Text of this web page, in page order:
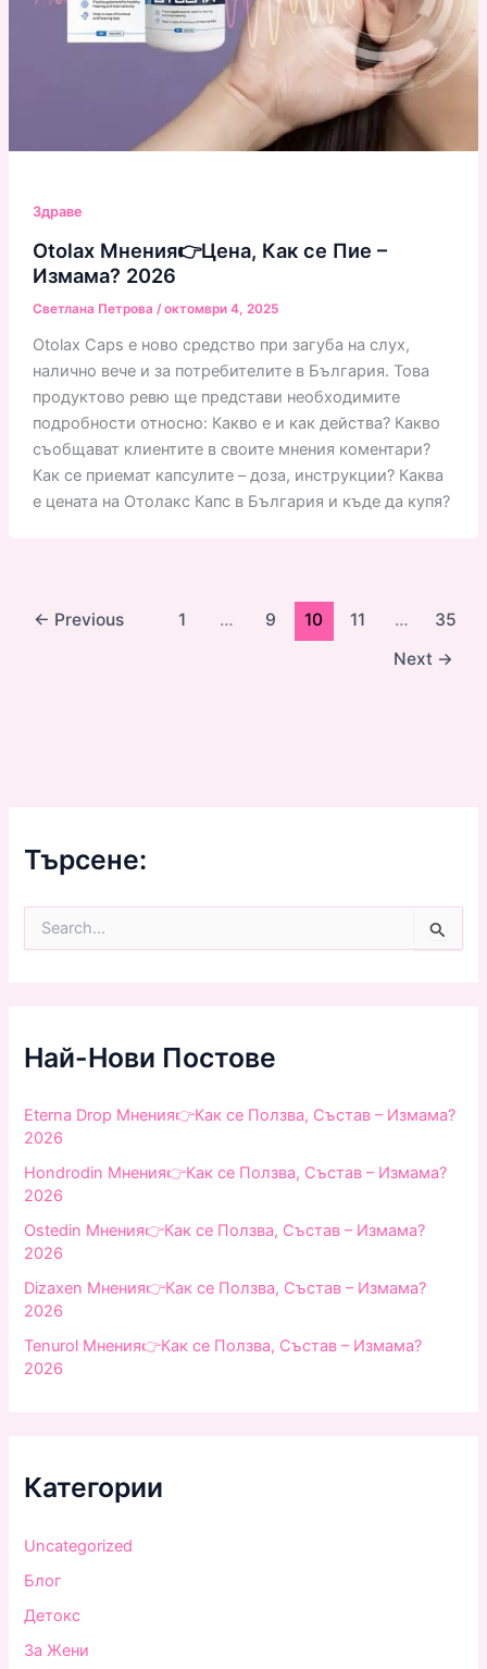
Здраве
Otolax Мнения👉Цена, Как се Пие –
Измама? 2026
Светлана Петрова /октомври 4, 2025
Otolax Caps е ново средство при загуба на слух,
налично вече и за потребителите в България. Това
продуктово ревю ще представи необходимите
подробности относно: Какво е и как действа? Какво
съобщават клиентите в своите мнения коментари?
Как се приемат капсулите – доза, инструкции? Каква
е цената на Отолакс Капс в България и къде да купя?
← Previous 1 … 9 10 11 …
35
Next →
Търсене:
f
o
:
Най-Нови Постове
Eterna Drop Мнения👉Как се Ползва, Състав – Измама?
2026
Hondrodin Мнения👉Как се Ползва, Състав – Измама?
2026
Ostedin Мнения👉Как се Ползва, Състав – Измама?
2026
Dizaxen Мнения👉Как се Ползва, Състав – Измама?
2026
Tenurol Мнения👉Как се Ползва, Състав – Измама?
2026
Категории
Uncategorized
Блог
Детокс
За Жени